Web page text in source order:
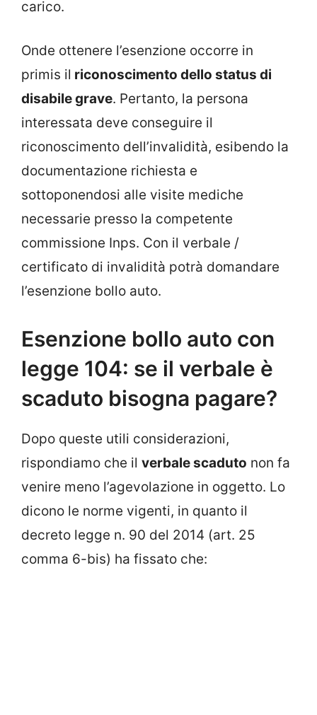
carico.
Onde ottenere l’esenzione occorre in
primis il riconoscimento dello status di
disabile grave. Pertanto, la persona
interessata deve conseguire il
riconoscimento dell’invalidità, esibendo la
documentazione richiesta e
sottoponendosi alle visite mediche
necessarie presso la competente
commissione Inps. Con il verbale /
certificato di invalidità potrà domandare
l’esenzione bollo auto.
Esenzione bollo auto con
legge 104: se il verbale è
scaduto bisogna pagare?
Dopo queste utili considerazioni,
rispondiamo che il verbale scaduto non fa
venire meno l’agevolazione in oggetto. Lo
dicono le norme vigenti, in quanto il
decreto legge n. 90 del 2014 (art. 25
comma 6-bis) ha fissato che: